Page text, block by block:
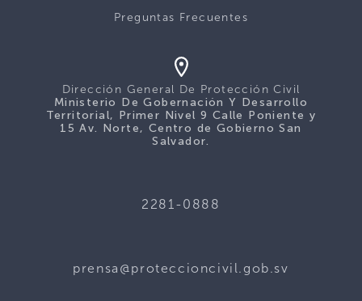
Preguntas Frecuentes
Dirección General De Protección Civil
Ministerio De Gobernación Y Desarrollo
Territorial, Primer Nivel 9 Calle Poniente y
15 Av. Norte, Centro de Gobierno San
Salvador.
2281-0888
prensa@proteccioncivil.gob.sv